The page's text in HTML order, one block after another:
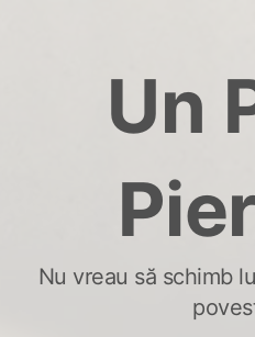
Un
Nu vreau să schimb